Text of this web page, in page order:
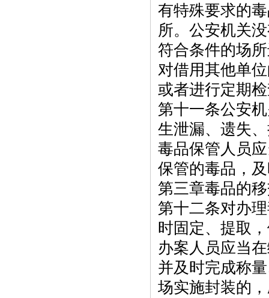
有特殊要求的
所。公安机关
符合条件的场
对借用其他单
或者进行定期
第十一条公安
生泄漏、遗失
毒品保管人员
保管的毒品，
第三章毒品的
第十二条对办
时固定、提取
办案人员应当
并及时完成称
场实施封装的